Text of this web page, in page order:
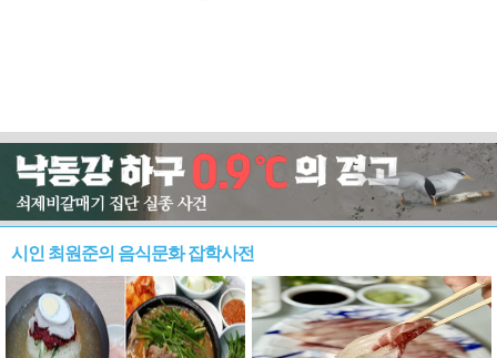
시인 최원준의 음식문화 잡학사전